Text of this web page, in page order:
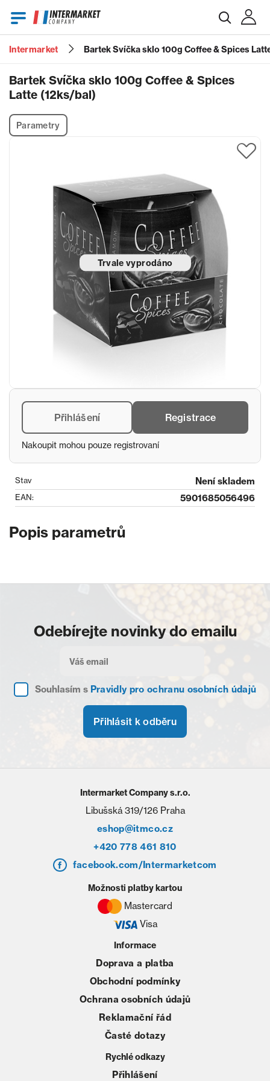
Heslo
Zapomenuté heslo?
Intermarket Bartek Svíčka sklo 100g Coffee & Spices
Bartek Svíčka sklo 100g Coffee & Spices
Latte (12ks/bal)
Parametry
Trvale vyprodáno
Přihlášení Registrace
Nakoupit mohou pouze registrovaní
Stav Není skladem
EAN: 5901685056496
Popis parametrů
Odebírejte novinky do emailu
Souhlasím s Pravidly pro ochranu osobních údajů
Přihlásit k odběru
Intermarket Company s.r.o.
Libušská 319/126 Praha
eshop@itmco.cz
+420 778 461 810
facebook.com/Intermarketcom
Informace
Doprava a platba
Obchodní podmínky
Ochrana osobních údajů
Reklamační řád
Časté dotazy
Rychlé odkazy
Přihlášení
Možnosti platby kartou
Mastercard
Visa